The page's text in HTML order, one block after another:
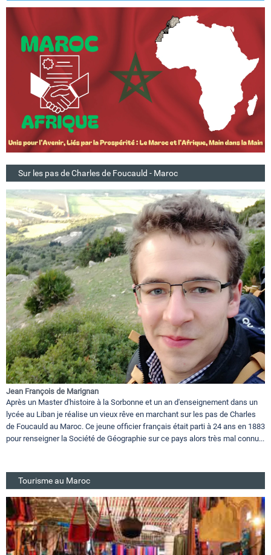
Sur les pas de Charles de Foucauld - Maroc
Jean François de Marignan
Après un Master d'histoire à la Sorbonne et un an d'enseignement dans un
lycée au Liban je réalise un vieux rêve en marchant sur les pas de Charles
de Foucauld au Maroc. Ce jeune officier français était parti à 24 ans en 1883
pour renseigner la Société de Géographie sur ce pays alors très mal connu...
Tourisme au Maroc